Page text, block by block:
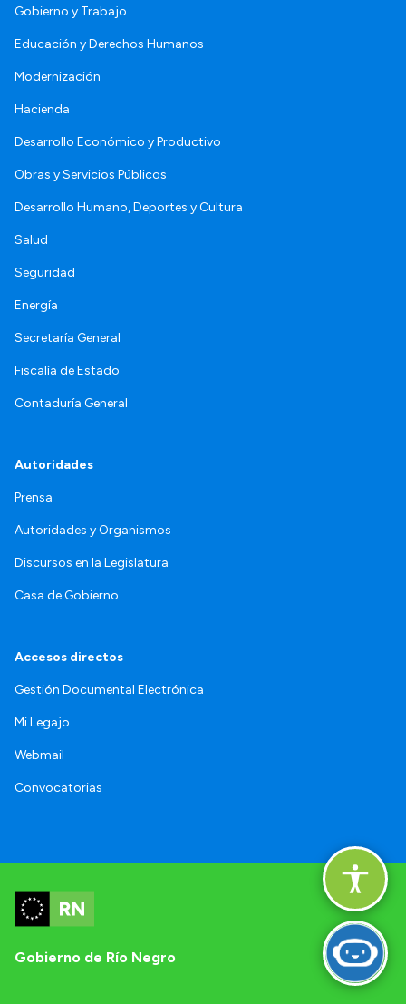
Gobierno y Trabajo
Educación y Derechos Humanos
Modernización
Hacienda
Desarrollo Económico y Productivo
Obras y Servicios Públicos
Desarrollo Humano, Deportes y Cultura
Salud
Seguridad
Energía
Secretaría General
Fiscalía de Estado
Contaduría General
Autoridades
Prensa
Autoridades y Organismos
Discursos en la Legislatura
Casa de Gobierno
Accesos directos
Gestión Documental Electrónica
Mi Legajo
Webmail
Convocatorias
Gobierno de Río Negro